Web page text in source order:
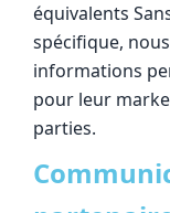
équivalents
spécifique,
informations
pour leur
parties.